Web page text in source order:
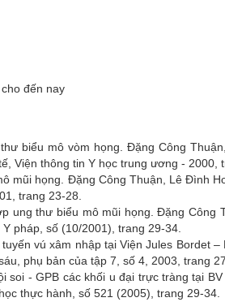
đến nay
biểu mô vòm họng. Ðặng Công
Viện thông tin Y học trung ương - 2000,
mũi họng. Ðặng Công Thuận, Lê Ðình
trang 23-28.
ung thư biểu mô mũi họng. Ðặng Công
pháp, số (10/2001), trang 29-34.
vú xâm nhập tại Viện Jules Bordet –
phụ bản của tập 7, số 4, 2003, trang
- GPB các khối u đại trực tràng tại
thực hành, số 521 (2005), trang 29-34.